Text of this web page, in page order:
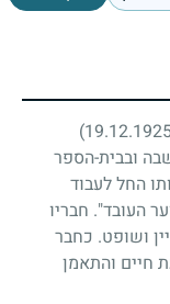
ובבית-הספר
החל לעבוד
העובד". חבריו
ושופט. כחבר
חיים והתאמן